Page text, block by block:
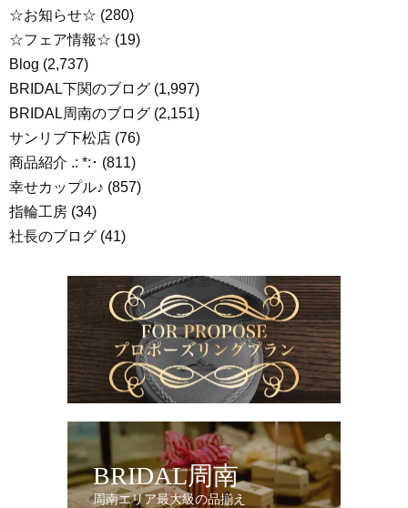
☆お知らせ☆ (280)
☆フェア情報☆ (19)
Blog (2,737)
BRIDAL下関のブログ (1,997)
BRIDAL周南のブログ (2,151)
サンリブ下松店 (76)
商品紹介 .: *:･ (811)
幸せカップル♪ (857)
指輪工房 (34)
社長のブログ (41)
BRIDAL周南
周南エリア最大級の品揃え